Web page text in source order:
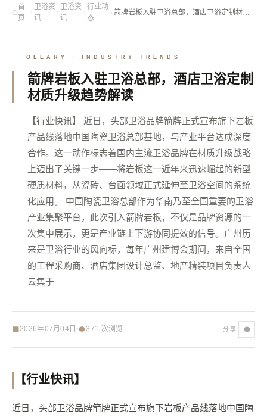
首
页
›
卫浴资
讯
›
卫浴资
讯
›
行业动
态
› 箭牌岩板入驻卫浴总部，酒店卫浴定制材质
OLEARY · INDUSTRY TRENDS
箭牌岩板入驻卫浴总部，酒店卫浴定制
材质升级趋势解读
【行业快讯】 近日，头部卫浴品牌箭牌正式宣布旗下岩板
产品线落地中国陶瓷卫浴总部基地，与产业平台达成深度
合作。这一动作标志着国内主流卫浴品牌在材质升级战略
上迈出了关键一步——将岩板这一近年来迅速崛起的新型
硬质材料，从瓷砖、台面领域正式延伸至卫浴空间的系统
化应用。 中国陶瓷卫浴总部作为华南乃至全国重要的卫浴
产业集聚平台，此次引入箭牌岩板，不仅是品牌资源的一
次集中展示，更是产业链上下游协同提效的信号。广州历
来是卫浴行业的风向标，每年广州建博会期间，来自全国
的工程采购商、酒店集团设计总监、地产精装项目负责人
云集于
2026年07月04日 371 次浏览 分享
【行业快讯】
近日，头部卫浴品牌箭牌正式宣布旗下岩板产品线落地中国陶